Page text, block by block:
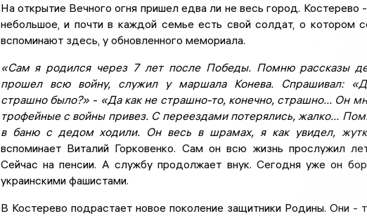
На открытие Вечного огня пришел едва ли не весь город. Костерево
небольшое, и почти в каждой семье есть свой солдат, о котором
вспоминают здесь, у обновленного мемориала.
«Сам я родился через 7 лет после Победы. Помню рассказы
прошел всю войну, служил у маршала Конева. Спрашивал:
страшно было?» - «Да как не страшно-то, конечно, страшно... Он
трофейные с войны привез. С переездами потерялись, жалко...
в баню с дедом ходили. Он весь в шрамах, я как увидел,
вспоминает Виталий Горковенко. Сам он всю жизнь прослужил
Сейчас на пенсии. А службу продолжает внук. Сегодня уже он
украинскими фашистами.
В Костерево подрастает новое поколение защитники Родины. Они -